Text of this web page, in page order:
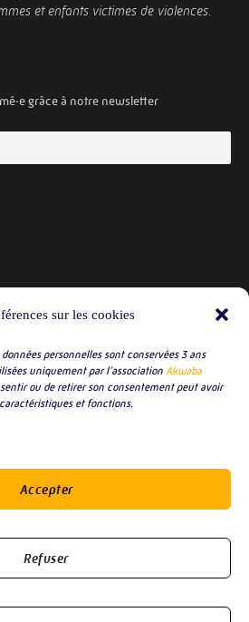
sur les cookies
personnelles sont conservées 3 ans
uniquement par l’association Akwaba
ou de retirer son consentement peut avoir
et fonctions.
Accepter
Refuser
et enfants victimes de violences.
grâce à notre newsletter